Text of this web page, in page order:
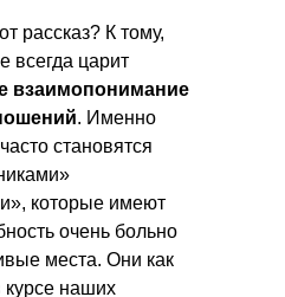
рассказ? К тому,
всегда царит
взаимопонимание
. Именно
становятся
которые имеют
очень больно
места. Они как
курсе наших